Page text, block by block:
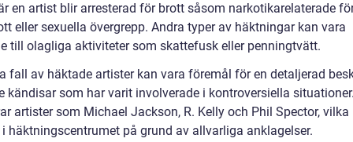
en artist blir arresterad för brott såsom narkotikarelaterade
eller sexuella övergrepp. Andra typer av häktningar kan vara
till olagliga aktiviteter som skattefusk eller penningtvätt.
fall av häktade artister kan vara föremål för en detaljerad
kändisar som har varit involverade i kontroversiella
artister som Michael Jackson, R. Kelly och Phil Spector, vilka
häktningscentrumet på grund av allvarliga anklagelser.